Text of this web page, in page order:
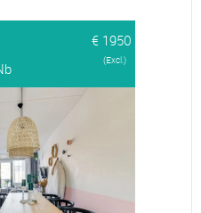
€ 1950
(Excl.)